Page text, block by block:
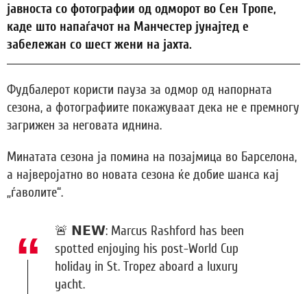
јавноста со фотографии од одморот во Сен Тропе,
каде што напаѓачот на Манчестер јунајтед е
забележан со шест жени на јахта.
Фудбалерот користи пауза за одмор од напорната
сезона, а фотографиите покажуваат дека не е премногу
загрижен за неговата иднина.
Минатата сезона ја помина на позајмица во Барселона,
а најверојатно во новата сезона ќе добие шанса кај
„ѓаволите“.
🚨 𝗡𝗘𝗪: Marcus Rashford has been
spotted enjoying his post-World Cup
holiday in St. Tropez aboard a luxury
yacht.